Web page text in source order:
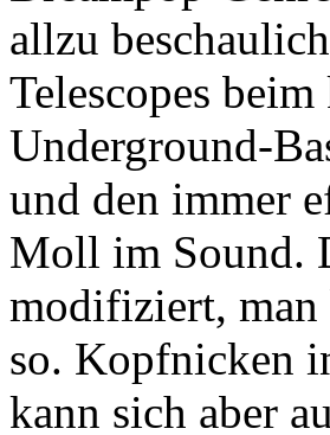
allzu
Telescopes
Underground-
und den immer
Moll im Sound.
modifiziert, man
so. Kopfnicken
kann sich aber